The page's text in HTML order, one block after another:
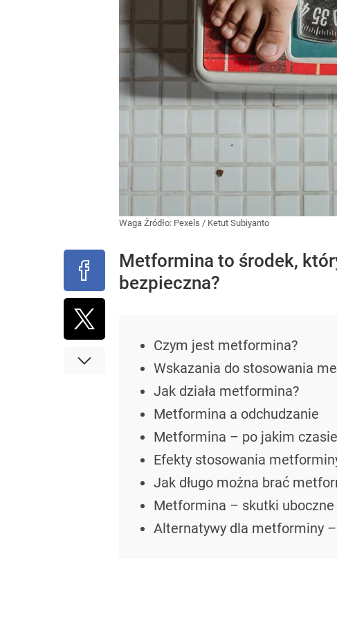
Waga Źródło: Pexels / Ketut Subiyanto
Metformina to środek,
bezpieczna?
Czym jest metformina?
Wskazania do stosowania
Jak działa metformina?
Metformina a odchudzanie
Metformina – po jakim
Efekty stosowania
Jak długo można brać
Metformina – skutki uboczne
Alternatywy dla metforminy –